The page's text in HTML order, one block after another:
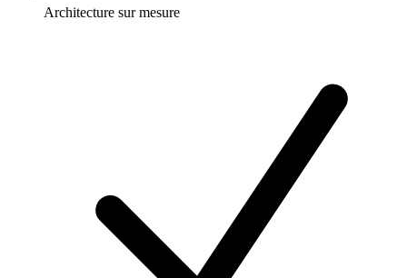
Architecture sur mesure